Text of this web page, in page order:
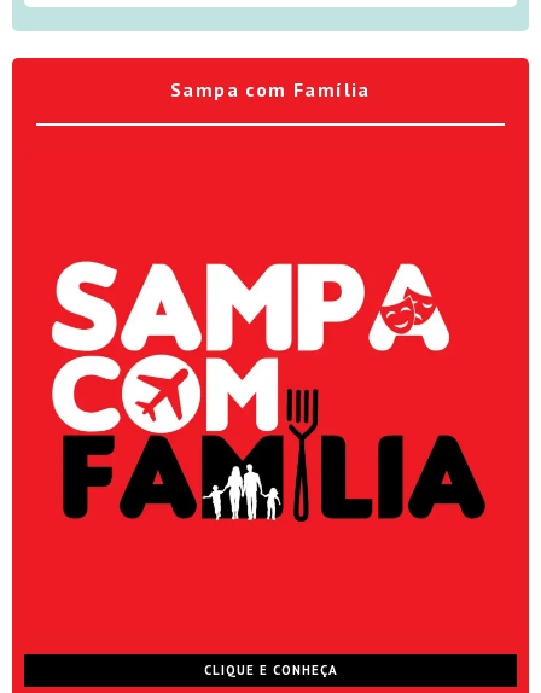
Sampa com Família
CLIQUE E CONHEÇA